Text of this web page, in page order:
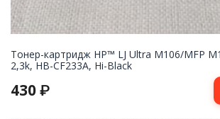
Тонер-картридж HP™ LJ Ultra M106/MFP
2,3k, HB-CF233A, Hi-Black
430 ₽